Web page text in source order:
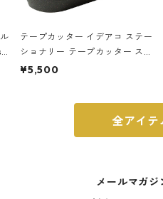
テープカッター イデアコ ステー
ショナリー テープカッター スト
ーンサンドカラー 石調 ideaco S
¥5,500
全アイテ
メールマガジ